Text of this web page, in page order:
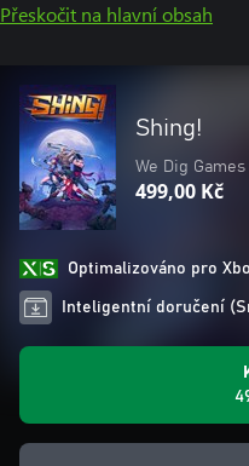
Přeskočit na hlavní obsah
Shing!
We Dig Games
499,00 Kč
Optimalizováno pro
Inteligentní doručení